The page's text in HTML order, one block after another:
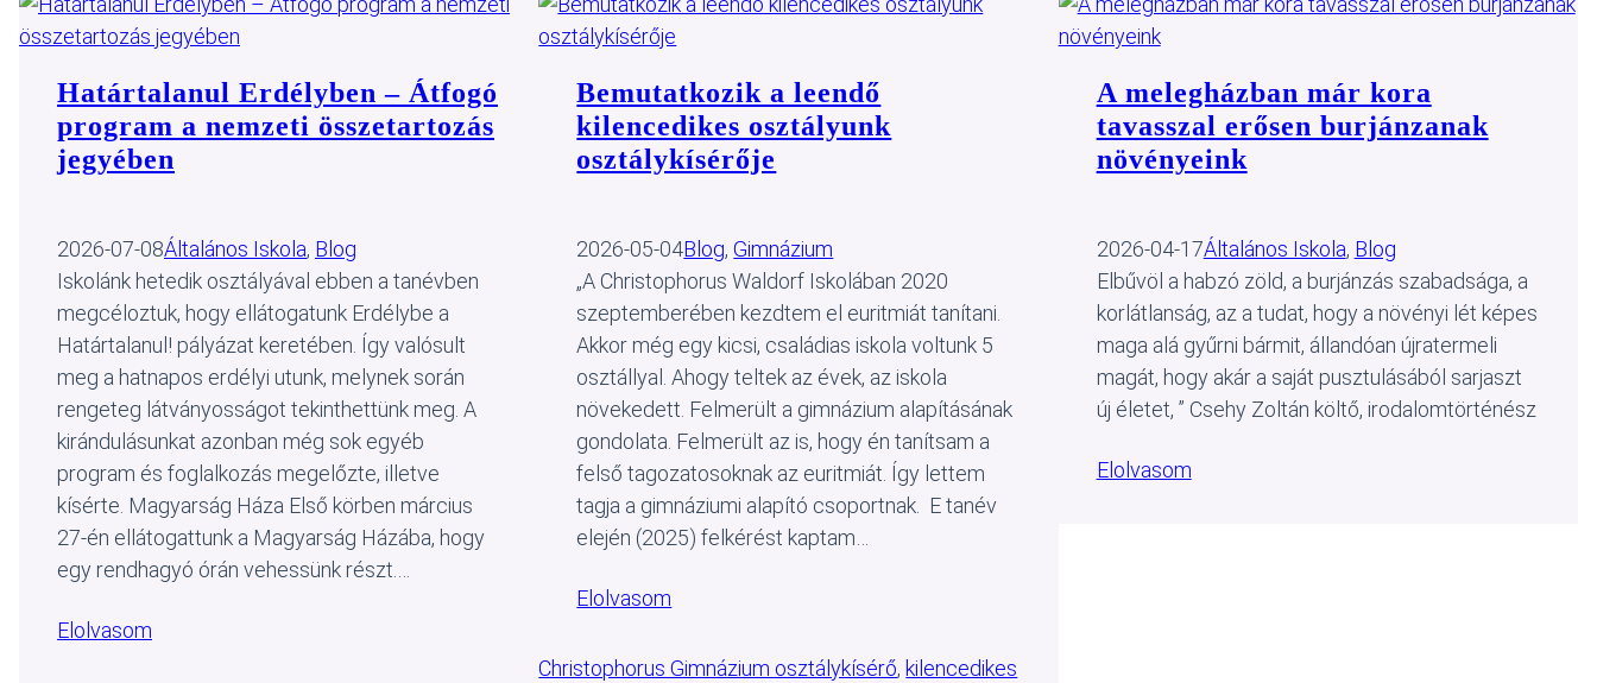
Határtalanul Erdélyben – Átfogó
program a nemzeti összetartozás
jegyében
2026-07-08Általános Iskola, Blog
Iskolánk hetedik osztályával ebben a tanévben
megcéloztuk, hogy ellátogatunk Erdélybe a
Határtalanul! pályázat keretében. Így valósult
meg a hatnapos erdélyi utunk, melynek során
rengeteg látványosságot tekinthettünk meg. A
kirándulásunkat azonban még sok egyéb
program és foglalkozás megelőzte, illetve
kísérte. Magyarság Háza Első körben március
27-én ellátogattunk a Magyarság Házába, hogy
egy rendhagyó órán vehessünk részt.…
Elolvasom
Bemutatkozik a leendő
kilencedikes osztályunk
osztálykísérője
2026-05-04Blog, Gimnázium
„A Christophorus Waldorf Iskolában 2020
szeptemberében kezdtem el euritmiát tanítani.
Akkor még egy kicsi, családias iskola voltunk 5
osztállyal. Ahogy teltek az évek, az iskola
növekedett. Felmerült a gimnázium alapításának
gondolata. Felmerült az is, hogy én tanítsam a
felső tagozatosoknak az euritmiát. Így lettem
tagja a gimnáziumi alapító csoportnak. E tanév
elején (2025) felkérést kaptam…
Elolvasom
Christophorus Gimnázium osztálykísérő, kilencedikes
A melegházban már kora
tavasszal erősen burjánzanak
növényeink
2026-04-17Általános Iskola, Blog
Elbűvöl a habzó zöld, a burjánzás szabadsága, a
korlátlanság, az a tudat, hogy a növényi lét képes
maga alá gyűrni bármit, állandóan újratermeli
magát, hogy akár a saját pusztulásából sarjaszt
új életet, ” Csehy Zoltán költő, irodalomtörténész
Elolvasom